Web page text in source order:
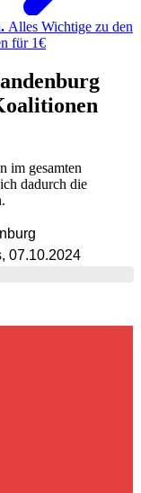
Alles Wichtige zu den
für 1€
im gesamten
dadurch die
07.10.2024